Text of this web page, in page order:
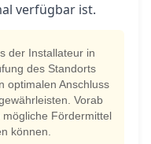
verfügbar ist.
der Installateur in
des Standorts
optimalen Anschluss
Vorab
Fördermittel
können.